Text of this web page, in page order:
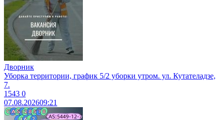
Дворник
Уборка территории, график 5/2 уборки утром. ул. Кутателадзе,
7.
1543 0
07.08.202609:21